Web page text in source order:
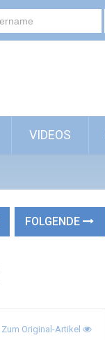
VIDEOS
FOLGENDE
Zum Original-Artikel